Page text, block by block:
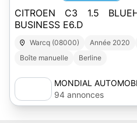
CITROEN C3 1.5
BUSINESS E6.D
Warcq (08000) Année 2020
Boîte manuelle
Berline
MONDIAL
94 annonces